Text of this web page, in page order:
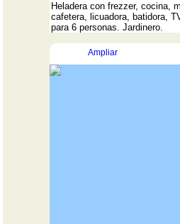
Heladera con frezzer, cocina,
cafetera, licuadora, batidora,
para 6 personas. Jardinero.
Ampliar